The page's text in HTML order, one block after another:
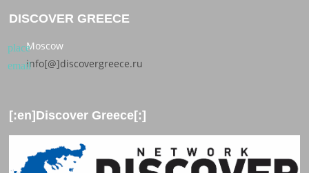
DISCOVER GREECE
placeMoscow
emailinfo[@]discovergreece.ru
[:en]Discover Greece[:]